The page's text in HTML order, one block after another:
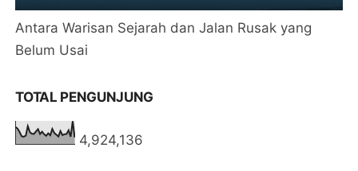
Antara Warisan Sejarah dan Jalan Rusak yang
Belum Usai
TOTAL PENGUNJUNG
4,924,136